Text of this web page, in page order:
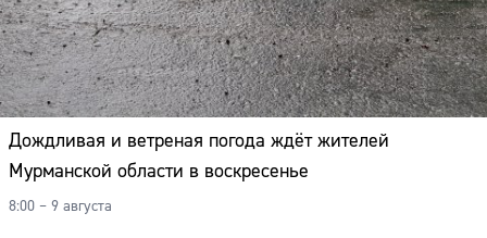
Дождливая и ветреная погода ждёт жителей
Мурманской области в воскресенье
8:00 – 9 августа